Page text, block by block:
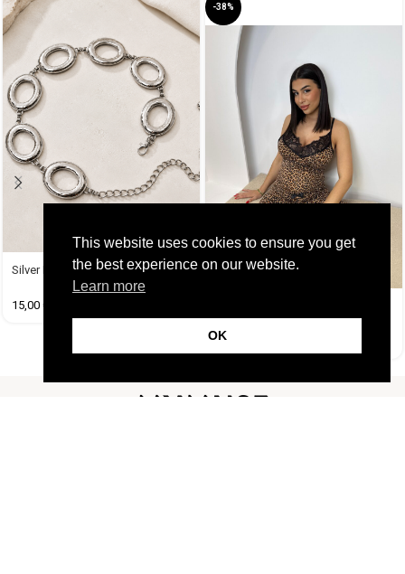
Silver Belt
15,00 €
-38%
25,99
This website uses cookies to ensure you get
the best experience on our website.
Learn more
OK